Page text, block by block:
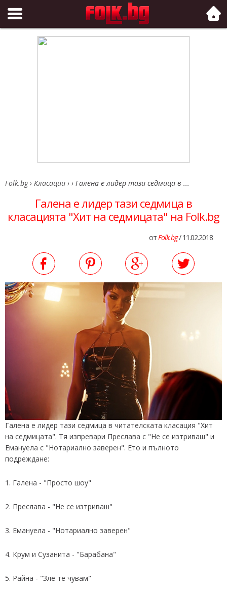
Folk.bg
Folk.bg › Класации › › Галена е лидер тази седмица в ...
Галена е лидер тази седмица в
класацията "Хит на седмицата" на Folk.bg
отFolk.bg/ 11.02.2018
Галена е лидер тази седмица в читателската класация "Хит
на седмицата". Тя изпревари Преслава с "Не се изтриваш" и
Емануела с "Нотариално заверен". Ето и пълното
подреждане:
1. Галена - "Просто шоу"
2. Преслава - "Не се изтриваш"
3. Емануела - "Нотариално заверен"
4. Крум и Сузанита - "Барабана"
5. Райна - "Зле те чувам"